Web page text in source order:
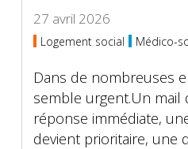
27 avril 2026
Logement social Médico-
Dans de nombreuses
semble urgent.Un mail
réponse immédiate,
devient prioritaire, une